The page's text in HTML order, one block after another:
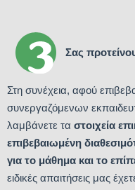
Σας
Στη συνέχεια, αφού
συνεργαζόμενων
λαμβάνετε τα στοιχεία
επιβεβαιωμένη
για το μάθημα και το
ειδικές απαιτήσεις μας